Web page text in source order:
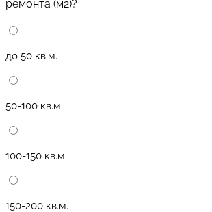
ремонта (м2)?
до 50 кв.м.
50-100 кв.м.
100-150 кв.м.
150-200 кв.м.